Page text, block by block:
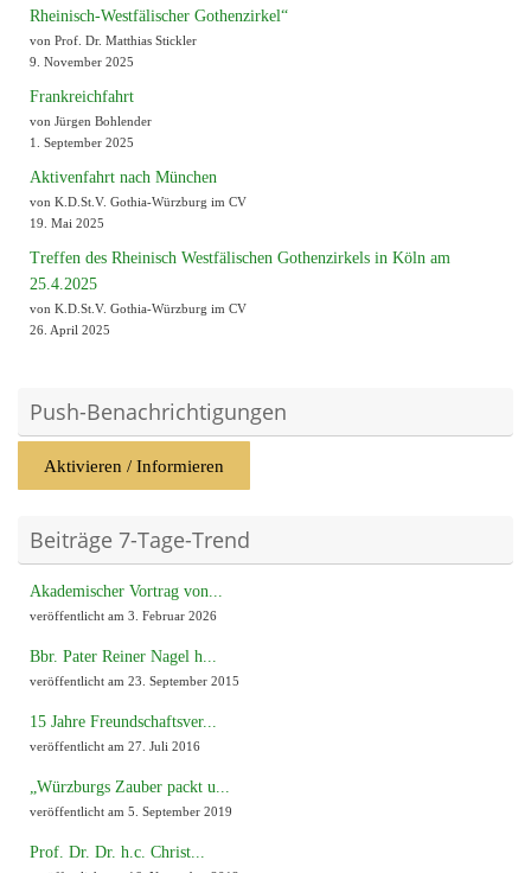
Rheinisch-Westfälischer Gothenzirkel“
von Prof. Dr. Matthias Stickler
9. November 2025
Frankreichfahrt
von Jürgen Bohlender
1. September 2025
Aktivenfahrt nach München
von K.D.St.V. Gothia-Würzburg im CV
19. Mai 2025
Treffen des Rheinisch Westfälischen Gothenzirkels in Köln am
25.4.2025
von K.D.St.V. Gothia-Würzburg im CV
26. April 2025
Push-Benachrichtigungen
Aktivieren / Informieren
Beiträge 7-Tage-Trend
Akademischer Vortrag von...
veröffentlicht am 3. Februar 2026
Bbr. Pater Reiner Nagel h...
veröffentlicht am 23. September 2015
15 Jahre Freundschaftsver...
veröffentlicht am 27. Juli 2016
„Würzburgs Zauber packt u...
veröffentlicht am 5. September 2019
Prof. Dr. Dr. h.c. Christ...